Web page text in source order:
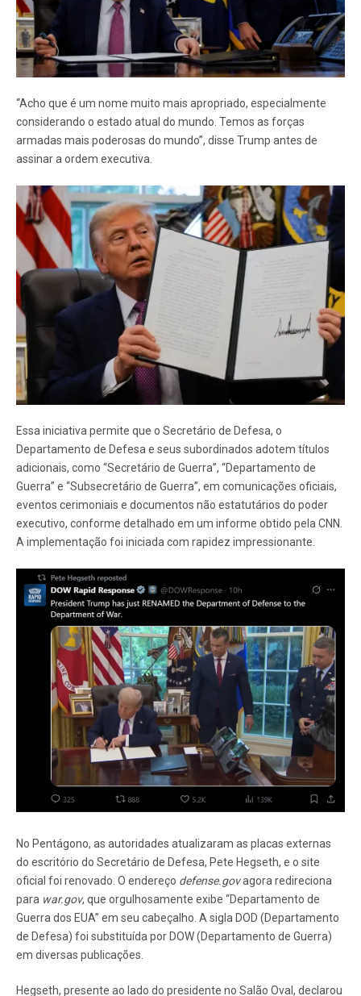
“Acho que é um nome muito mais apropriado, especialmente
considerando o estado atual do mundo. Temos as forças
armadas mais poderosas do mundo”, disse Trump antes de
assinar a ordem executiva.
Essa iniciativa permite que o Secretário de Defesa, o
Departamento de Defesa e seus subordinados adotem títulos
adicionais, como “Secretário de Guerra”, “Departamento de
Guerra” e “Subsecretário de Guerra”, em comunicações oficiais,
eventos cerimoniais e documentos não estatutários do poder
executivo, conforme detalhado em um informe obtido pela CNN.
A implementação foi iniciada com rapidez impressionante.
No Pentágono, as autoridades atualizaram as placas externas
do escritório do Secretário de Defesa, Pete Hegseth, e o site
oficial foi renovado. O endereço defense.govagora redireciona
para war.gov, que orgulhosamente exibe “Departamento de
Guerra dos EUA” em seu cabeçalho. A sigla DOD (Departamento
de Defesa) foi substituída por DOW (Departamento de Guerra)
em diversas publicações.
Hegseth, presente ao lado do presidente no Salão Oval, declarou